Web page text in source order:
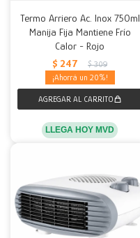
Termo Arriero Ac. Inox 750ml
Manija Fija Mantiene Frío
Calor - Rojo
$ 247 $ 309
20
LLEGA HOY MVD